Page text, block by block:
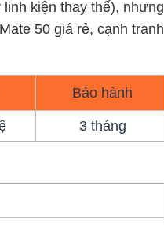
kiện thay thế), nhưng
50 giá rẻ, cạnh tranh
Bảo hành
3 tháng